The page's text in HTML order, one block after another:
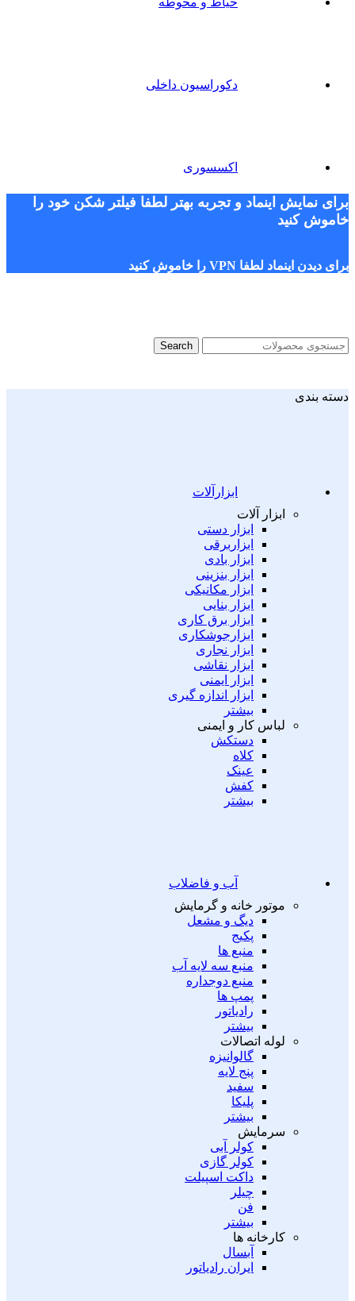
دکوراسیون داخلی
اکسسوری
برای نمایش اینماد و تجربه بهتر لطفا فیلتر شکن خود را
خاموش کنید
برای دیدن اینماد لطفا VPN را خاموش کنید
Search
دسته بندی
ابزارآلات
ابزار آلات
ابزار دستی
ابزاربرقی
ابزار بادی
ابزار بنزینی
ابزار مکانیکی
ابزار بنایی
ابزار برق کاری
ابزارجوشکاری
ابزار نجاری
ابزار نقاشی
ابزار ایمنی
ابزار اندازه گیری
بیشتر
لباس کار و ایمنی
دستکش
کلاه
عینک
کفش
بیشتر
آب و فاضلاب
موتور خانه و گرمایش
دیگ و مشعل
پکیج
منبع ها
منبع سه لایه آب
منبع دوجداره
پمپ ها
رادیاتور
بیشتر
لوله اتصالات
گالوانیزه
پنج لایه
سفید
پلیکا
بیشتر
سرمایش
کولر آبی
کولر گازی
داکت اسپیلت
چیلر
فن
بیشتر
کارخانه ها
آبسال
ایران رادیاتور